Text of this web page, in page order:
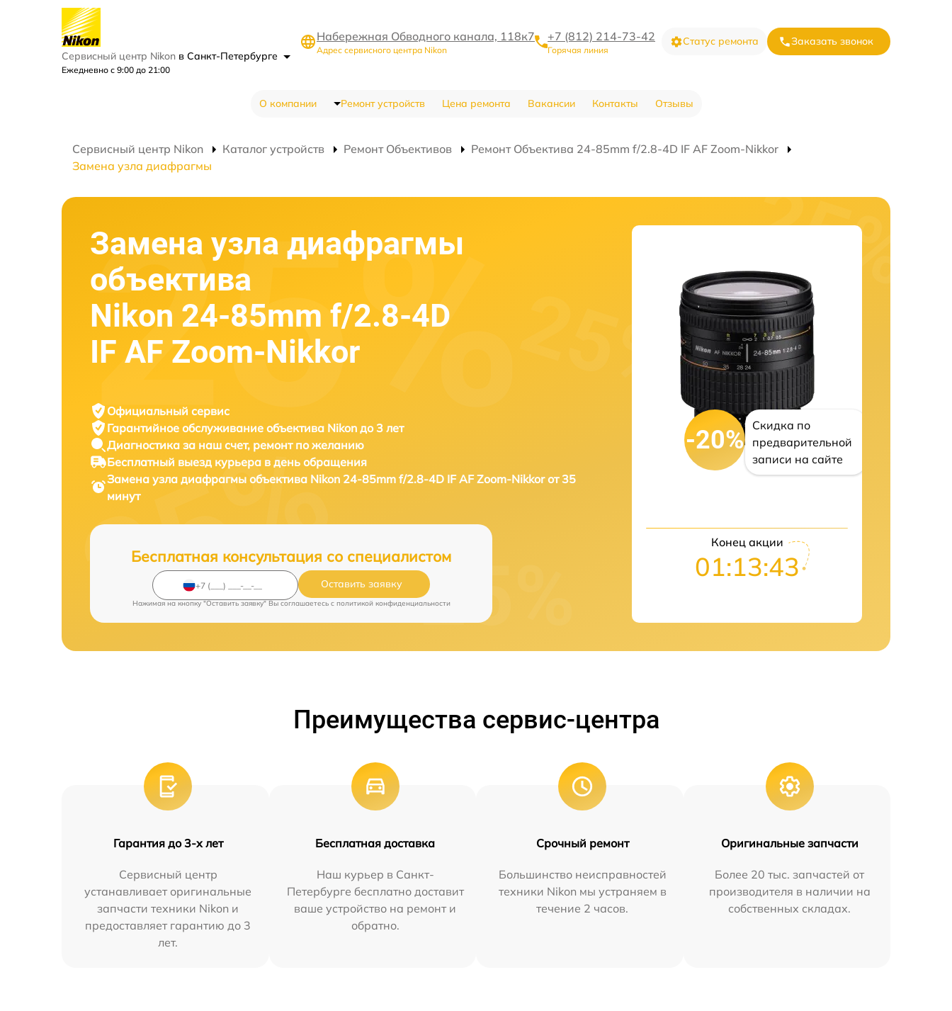
Сервисный центр Nikon в Санкт-Петербурге
Ежедневно с 9:00 до 21:00
Набережная Обводного канала, 118к7
Адрес сервисного центра Nikon
+7 (812) 214-73-42
Горячая линия
Статус ремонта Заказать звонок
О компании Ремонт устройств Цена ремонта Вакансии Контакты Отзывы
Сервисный центр Nikon Каталог устройств Ремонт Объективов
Ремонт Объектива 24-85mm f/2.8-4D IF AF Zoom-Nikkor
Замена узла диафрагмы
Замена узла диафрагмы
объектива
Nikon 24-85mm f/2.8-4D
IF AF Zoom-Nikkor
Официальный сервис
Гарантийное обслуживание объектива Nikon до 3 лет
Диагностика за наш счет, ремонт по желанию
Бесплатный выезд курьера в день обращения
Замена узла диафрагмы объектива Nikon 24-85mm f/2.8-4D IF AF Zoom-Nikkor от 35
минут
Бесплатная консультация со специалистом
Оставить заявку
Нажимая на кнопку "Оставить заявку" Вы соглашаетесь c политикой конфиденциальности
-20%
Скидка по
предварительной
записи на сайте
Конец акции
01:13:42
Преимущества сервис-центра
Гарантия до 3-х лет
Сервисный центр
устанавливает оригинальные
запчасти техники Nikon и
предоставляет гарантию до 3
лет.
Бесплатная доставка
Наш курьер в Санкт-
Петербурге бесплатно доставит
ваше устройство на ремонт и
обратно.
Срочный ремонт
Большинство неисправностей
техники Nikon мы устраняем в
течение 2 часов.
Оригинальные запчасти
Более 20 тыс. запчастей от
производителя в наличии на
собственных складах.